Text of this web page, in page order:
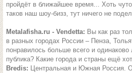
пройдёт в ближайшее время... Хоть
таков наш шоу-бизз, тут ничего не
Metalafisha.ru - Vendetta: Вы как раз
в разных городах России – Пенза,
понравилось больше всего и
публика? Какие города и страны ещё
Bredis: Центральная и Южная Россия.